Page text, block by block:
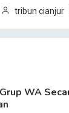
tribun cianjur
WA